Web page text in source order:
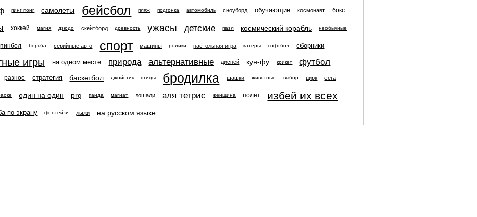
пинг понг самолеты бейсбол пляж подгонка автомобиль сноуборд обучающие космонавт бокс
хоккей магия дзюдо скейтборд древность ужасы детские пазл космический корабль необычные
пинбол борьба серийные авто спорт машины ролики настольная игра катеры софтбол сборники
игры на одном месте природа альтернативные дисней кун-фу крикет футбол
разное стратегия баскетбол джойстик птицы бродилка шашки животные выбор цирк сега
один на один prg панда магнат лошади аля тетрис женщина полет избей их всех
по экрану фентейзи лыжи на русском языке